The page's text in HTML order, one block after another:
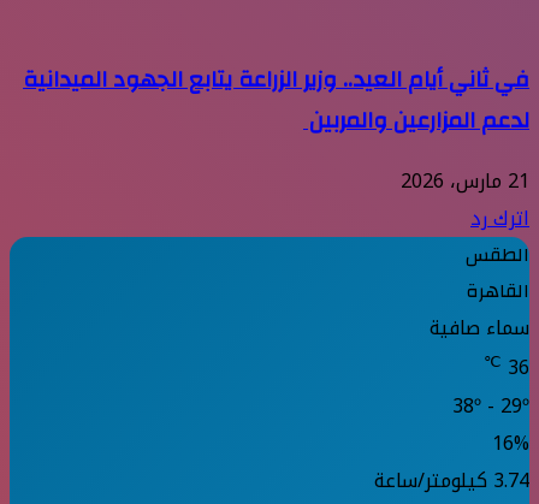
في ثاني أيام العيد.. وزير الزراعة يتابع الجهود الميدانية
لدعم المزارعين والمربين
21 مارس، 2026
اترك رد
الطقس
القاهرة
سماء صافية
36
℃
38º - 29º
16%
3.74 كيلومتر/ساعة